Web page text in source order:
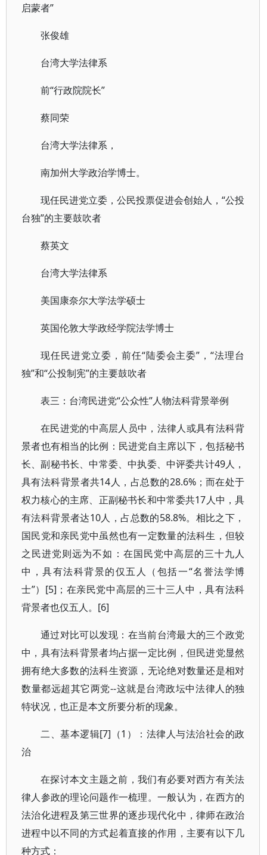
启蒙者”
张俊雄
台湾大学法律系
前“行政院院长”
蔡同荣
台湾大学法律系，
南加州大学政治学博士。
现任民进党立委，公民投票促进会创始人，“公投
台独”的主要鼓吹者
蔡英文
台湾大学法律系
美国康奈尔大学法学硕士
英国伦敦大学政经学院法学博士
现任民进党立委，前任“陆委会主委”，“法理台
独”和“公投制宪”的主要鼓吹者
表三：台湾民进党“公众性”人物法科背景举例
在民进党的中高层人员中，法律人或具有法科背
景者也有相当的比例：民进党自主席以下，包括秘书
长、副秘书长、中常委、中执委、中评委共计49人，
具有法科背景者共14人，占总数的28.6%；而在处于
权力核心的主席、正副秘书长和中常委共17人中，具
有法科背景者达10人，占总数的58.8%。相比之下，
国民党和亲民党中虽然也有一定数量的法科生，但较
之民进党则远为不如：在国民党中高层的三十九人
中，具有法科背景的仅五人（包括一“名誉法学博
士”）[5]；在亲民党中高层的三十三人中，具有法科
背景者也仅五人。[6]
通过对比可以发现：在当前台湾最大的三个政党
中，具有法科背景者均占据一定比例，但民进党显然
拥有绝大多数的法科生资源，无论绝对数量还是相对
数量都远超其它两党--这就是台湾政坛中法律人的独
特状况，也正是本文所要分析的现象。
二、基本逻辑[7]（1）：法律人与法治社会的政
治
在探讨本文主题之前，我们有必要对西方有关法
律人参政的理论问题作一梳理。一般认为，在西方的
法治化进程及第三世界的逐步现代化中，律师在政治
进程中以不同的方式起着直接的作用，主要有以下几
种方式：